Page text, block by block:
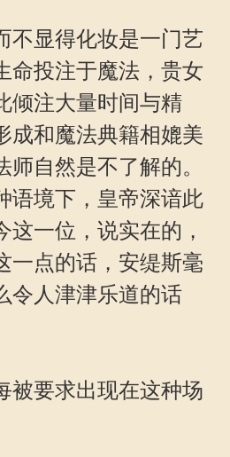
显得化妆是一门艺
命投注于魔法，贵女
倾注大量时间与精
成和魔法典籍相媲美
自然是不了解的。
语境下，皇帝深谙此
一位，说实在的，
一点的话，安缇斯毫
令人津津乐道的话
要求出现在这种场